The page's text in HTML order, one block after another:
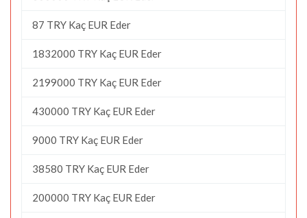
87 TRY Kaç EUR Eder
1832000 TRY Kaç EUR Eder
2199000 TRY Kaç EUR Eder
430000 TRY Kaç EUR Eder
9000 TRY Kaç EUR Eder
38580 TRY Kaç EUR Eder
200000 TRY Kaç EUR Eder